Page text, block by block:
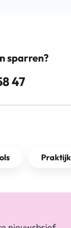
sparren?
47